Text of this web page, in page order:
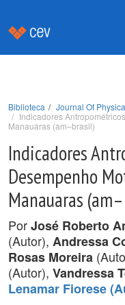
Biblioteca
Journal Of
Indicadores
Manauaras (am–brasil)
Indicadores
Desempenho
Manauaras
PorJosé Roberto
(Autor), Andressa
Rosas Moreira
(Autor), Vandressa
Lenamar Fiorese